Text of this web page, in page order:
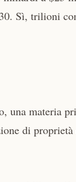
Sì, trilioni
una materia
di